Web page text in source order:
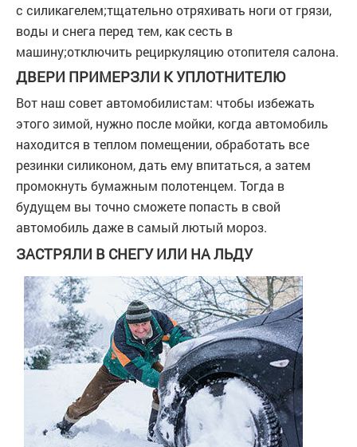
с силикагелем;тщательно отряхивать ноги от грязи,
воды и снега перед тем, как сесть в
машину;отключить рециркуляцию отопителя салона.
ДВЕРИ ПРИМЕРЗЛИ К УПЛОТНИТЕЛЮ
Вот наш совет автомобилистам: чтобы избежать
этого зимой, нужно после мойки, когда автомобиль
находится в теплом помещении, обработать все
резинки силиконом, дать ему впитаться, а затем
промокнуть бумажным полотенцем. Тогда в
будущем вы точно сможете попасть в свой
автомобиль даже в самый лютый мороз.
ЗАСТРЯЛИ В СНЕГУ ИЛИ НА ЛЬДУ